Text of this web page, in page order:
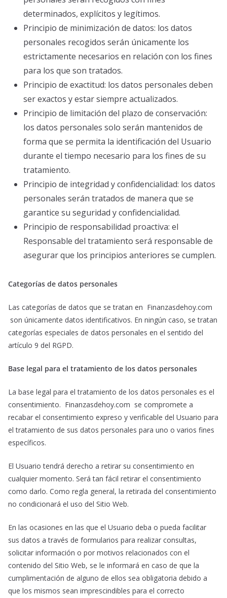
determinados, explícitos y legítimos.
Principio de minimización de datos: los datos
personales recogidos serán únicamente los
estrictamente necesarios en relación con los fines
para los que son tratados.
Principio de exactitud: los datos personales deben
ser exactos y estar siempre actualizados.
Principio de limitación del plazo de conservación:
los datos personales solo serán mantenidos de
forma que se permita la identificación del Usuario
durante el tiempo necesario para los fines de su
tratamiento.
Principio de integridad y confidencialidad: los datos
personales serán tratados de manera que se
garantice su seguridad y confidencialidad.
Principio de responsabilidad proactiva: el
Responsable del tratamiento será responsable de
asegurar que los principios anteriores se cumplen.
Categorías de datos personales
Las categorías de datos que se tratan en Finanzasdehoy.com
son únicamente datos identificativos. En ningún caso, se tratan
categorías especiales de datos personales en el sentido del
artículo 9 del RGPD.
Base legal para el tratamiento de los datos personales
La base legal para el tratamiento de los datos personales es el
consentimiento. Finanzasdehoy.com se compromete a
recabar el consentimiento expreso y verificable del Usuario para
el tratamiento de sus datos personales para uno o varios fines
específicos.
El Usuario tendrá derecho a retirar su consentimiento en
cualquier momento. Será tan fácil retirar el consentimiento
como darlo. Como regla general, la retirada del consentimiento
no condicionará el uso del Sitio Web.
En las ocasiones en las que el Usuario deba o pueda facilitar
sus datos a través de formularios para realizar consultas,
solicitar información o por motivos relacionados con el
contenido del Sitio Web, se le informará en caso de que la
cumplimentación de alguno de ellos sea obligatoria debido a
que los mismos sean imprescindibles para el correcto